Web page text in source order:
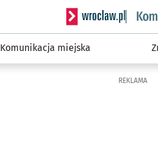
Serwis informacyjny
Komunikacja miejska
REKLAMA